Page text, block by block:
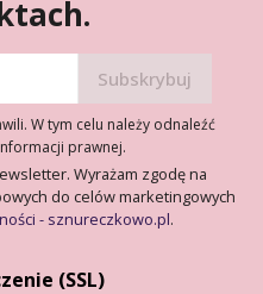
W tym celu należy odnaleźć
prawnej.
Wyrażam zgodę na
do celów marketingowych
- sznureczkowo.pl.
(SSL)